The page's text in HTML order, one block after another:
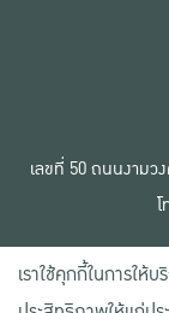
เลขที่ 50 ถนนงามว
เราใช้คุกกี้ในการให้